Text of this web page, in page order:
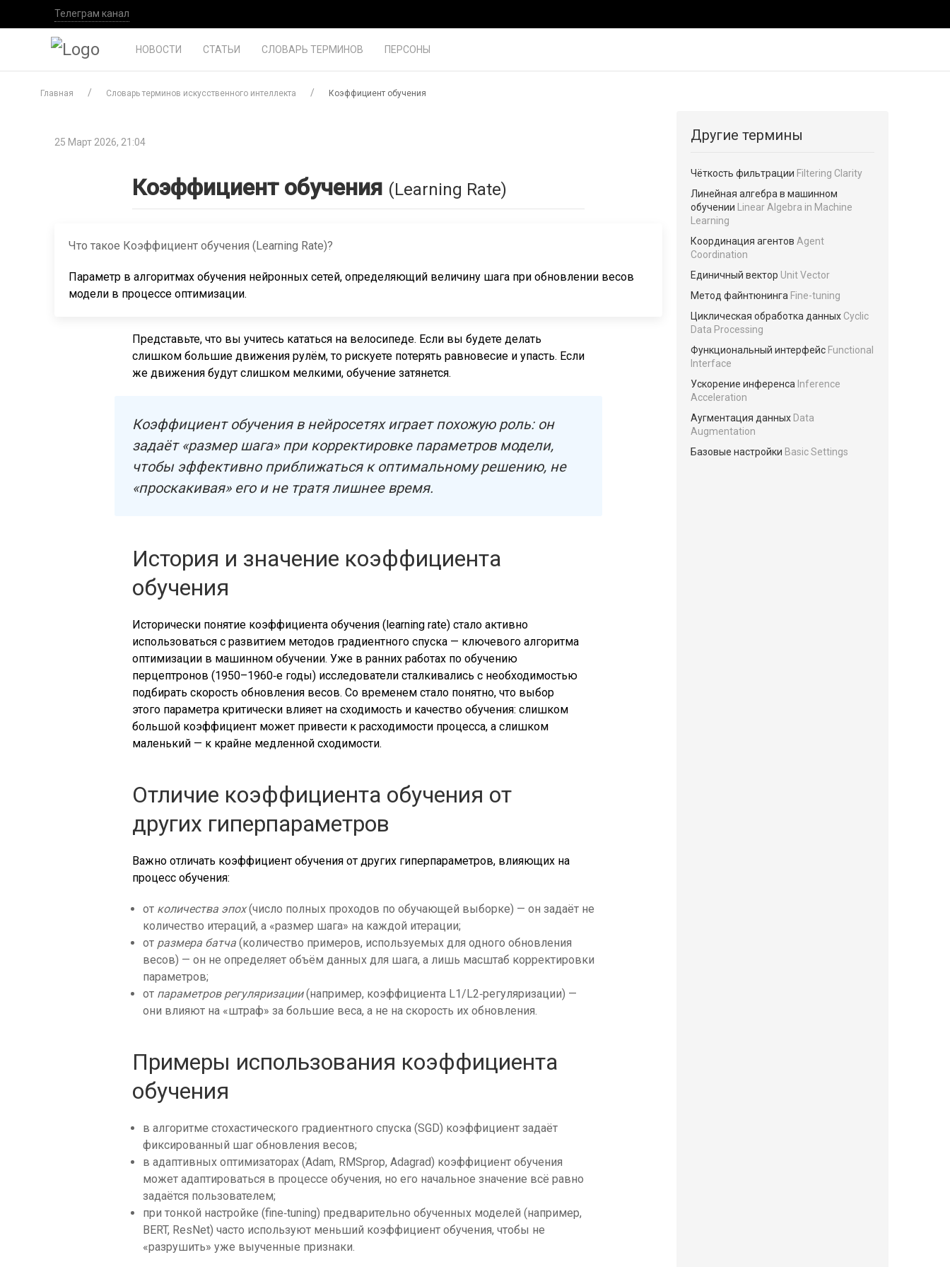
Телеграм канал
НОВОСТИ СТАТЬИ СЛОВАРЬ ТЕРМИНОВ ПЕРСОНЫ
Главная Словарь терминов искусственного интеллекта Коэффициент обучения
25 Март 2026, 21:04
Коэффициент обучения (Learning Rate)
Что такое Коэффициент обучения (Learning Rate)?
Параметр в алгоритмах обучения нейронных сетей, определяющий величину шага при обновлении весов
модели в процессе оптимизации.
Представьте, что вы учитесь кататься на велосипеде. Если вы будете делать
слишком большие движения рулём, то рискуете потерять равновесие и упасть. Если
же движения будут слишком мелкими, обучение затянется.
Коэффициент обучения в нейросетях играет похожую роль: он
задаёт «размер шага» при корректировке параметров модели,
чтобы эффективно приближаться к оптимальному решению, не
«проскакивая» его и не тратя лишнее время.
История и значение коэффициента
обучения
Исторически понятие коэффициента обучения (learning rate) стало активно
использоваться с развитием методов градиентного спуска — ключевого алгоритма
оптимизации в машинном обучении. Уже в ранних работах по обучению
перцептронов (1950–1960‑е годы) исследователи сталкивались с необходимостью
подбирать скорость обновления весов. Со временем стало понятно, что выбор
этого параметра критически влияет на сходимость и качество обучения: слишком
большой коэффициент может привести к расходимости процесса, а слишком
маленький — к крайне медленной сходимости.
Отличие коэффициента обучения от
других гиперпараметров
Важно отличать коэффициент обучения от других гиперпараметров, влияющих на
процесс обучения:
от количества эпох(число полных проходов по обучающей выборке) — он задаёт не
количество итераций, а «размер шага» на каждой итерации;
от размера батча (количество примеров, используемых для одного обновления
весов) — он не определяет объём данных для шага, а лишь масштаб корректировки
параметров;
от параметров регуляризации(например, коэффициента L1/L2‑регуляризации) —
они влияют на «штраф» за большие веса, а не на скорость их обновления.
Примеры использования коэффициента
обучения
в алгоритме стохастического градиентного спуска (SGD) коэффициент задаёт
фиксированный шаг обновления весов;
в адаптивных оптимизаторах (Adam, RMSprop, Adagrad) коэффициент обучения
может адаптироваться в процессе обучения, но его начальное значение всё равно
задаётся пользователем;
при тонкой настройке (fine‑tuning) предварительно обученных моделей (например,
BERT, ResNet) часто используют меньший коэффициент обучения, чтобы не
«разрушить» уже выученные признаки.
Другие термины
Чёткость фильтрации Filtering Clarity
Линейная алгебра в машинном
обучении
Linear Algebra in Machine
Learning
Координация агентов Agent
Coordination
Единичный вектор Unit Vector
Метод файнтюнинга Fine-tuning
Циклическая обработка данных Cyclic
Data Processing
Функциональный интерфейс Functional
Interface
Ускорение инференса Inference
Acceleration
Аугментация данных Data
Augmentation
Базовые настройки Basic Settings